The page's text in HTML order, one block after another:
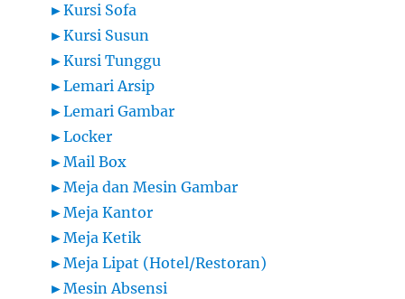
►Kursi Sofa
►Kursi Susun
►Kursi Tunggu
►Lemari Arsip
►Lemari Gambar
►Locker
►Mail Box
►Meja dan Mesin Gambar
►Meja Kantor
►Meja Ketik
►Meja Lipat (Hotel/Restoran)
►Mesin Absensi